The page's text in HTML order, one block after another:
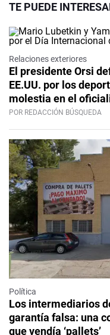
TE PUEDE
Relaciones exteriores
El presidente Orsi
EE.UU. por los
molestia en el
POR REDACCIÓN BÚSQUEDA
Política
Los intermediarios
garantía falsa: una
que vendía ‘pallets’